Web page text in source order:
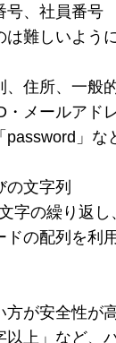
号、社員番号
難しいよう
、住所、一般
メールアド
」な
の文字列
字の繰り返
の配列を利
が安全性が
上」など、